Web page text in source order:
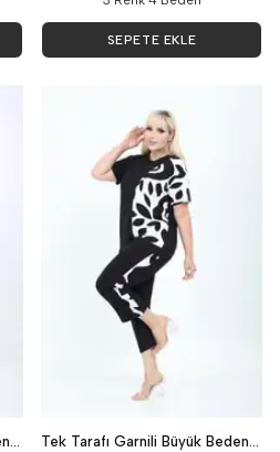
SEPETE EKLE
Tek Tarafı Garnili Büyük Beden Kapri İkili Takım - Kaplan Tek Tarafı Garnili Büyük Beden Kapri İkili Takım - YAPRAK